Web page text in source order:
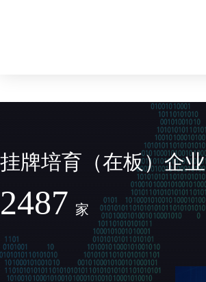
挂牌培育（在板）企业
2487 家